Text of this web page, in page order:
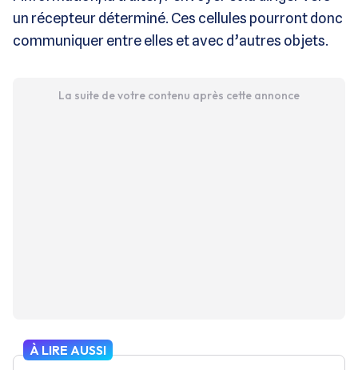
un récepteur déterminé. Ces cellules pourront donc
communiquer entre elles et avec d’autres objets.
La suite de votre contenu après cette annonce
À LIRE AUSSI